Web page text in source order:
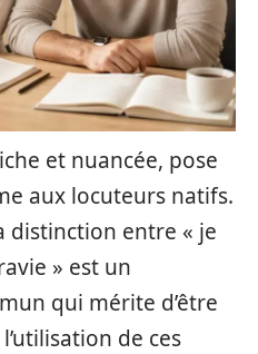
et nuancée, pose
aux locuteurs natifs.
distinction entre « je
» est un
qui mérite d’être
de ces